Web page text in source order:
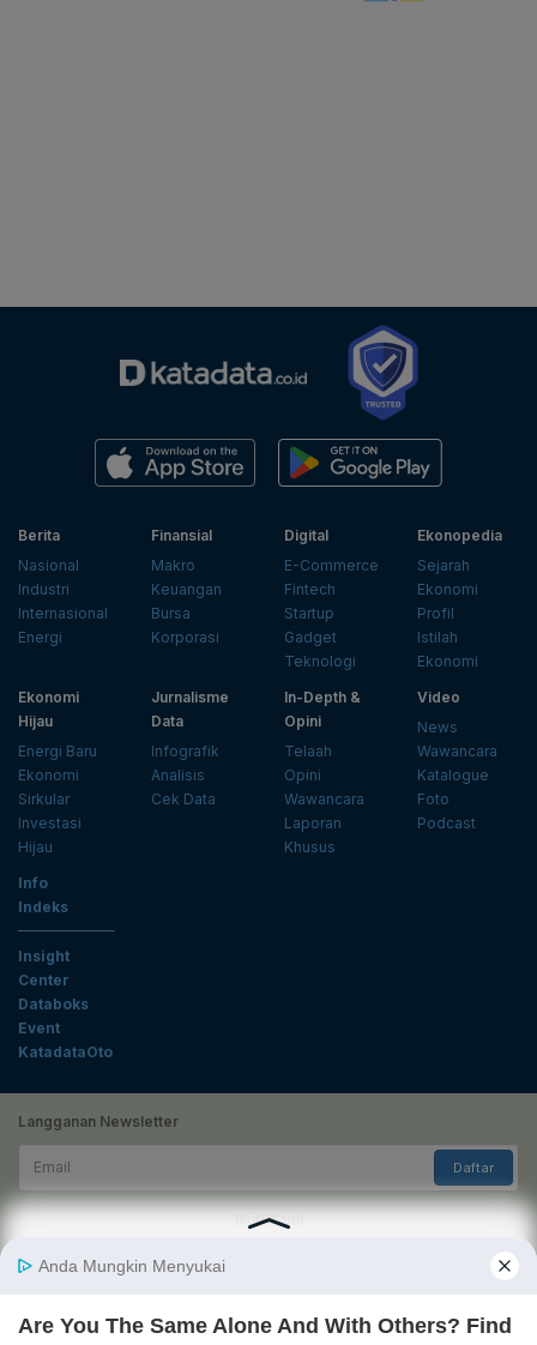
Berita
Nasional
Industri
Internasional
Energi
Finansial
Makro
Keuangan
Bursa
Korporasi
Digital
E-Commerce
Fintech
Startup
Gadget
Teknologi
Ekonopedia
Sejarah
Ekonomi
Profil
Istilah
Ekonomi
Ekonomi
Hijau
Energi Baru
Ekonomi
Sirkular
Investasi
Hijau
Jurnalisme
Data
Infografik
Analisis
Cek Data
In-Depth &
Opini
Telaah
Opini
Wawancara
Laporan
Khusus
Video
News
Wawancara
Katalogue
Foto
Podcast
Info
Indeks
Insight
Center
Databoks
Event
KatadataOto
Langganan Newsletter
Daftar
Ikuti Kami
Tentang Katadata Advertising Karier
Pedoman Media Siber